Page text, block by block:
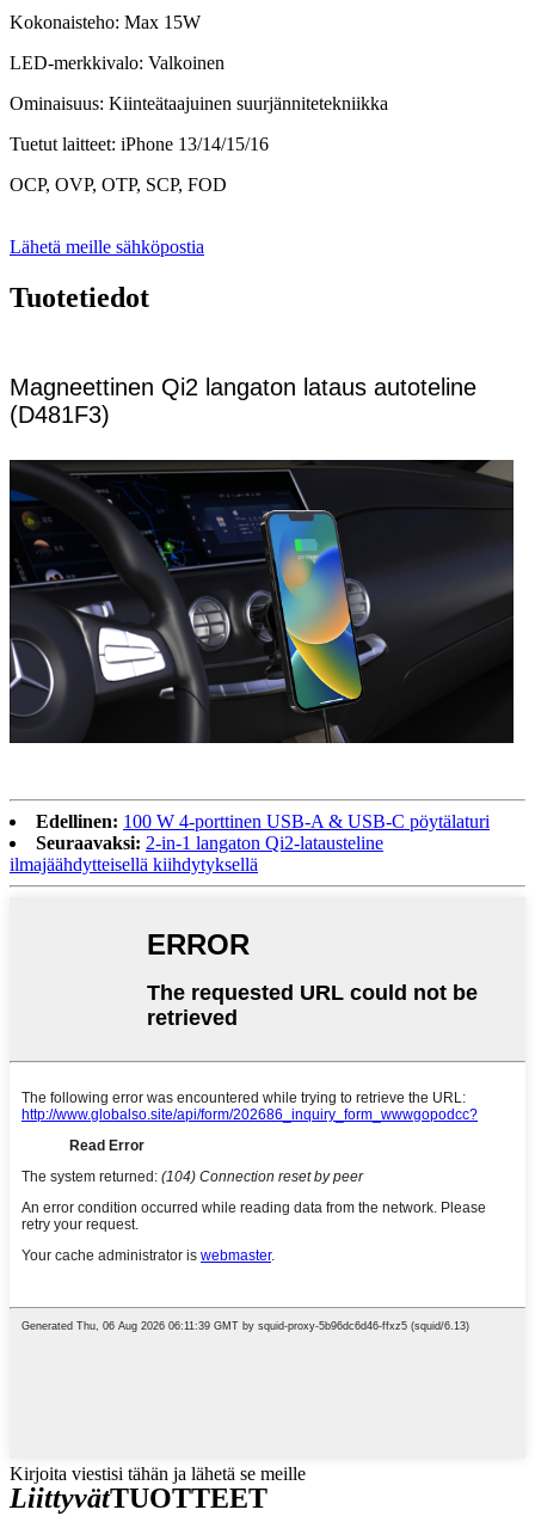
Kokonaisteho: Max 15W
LED-merkkivalo: Valkoinen
Ominaisuus: Kiinteätaajuinen suurjännitetekniikka
Tuetut laitteet: iPhone 13/14/15/16
OCP, OVP, OTP, SCP, FOD
Lähetä meille sähköpostia
Tuotetiedot
Magneettinen Qi2 langaton lataus autoteline
(D481F3)
Edellinen: 100 W 4-porttinen USB-A & USB-C pöytälaturi
Seuraavaksi: 2-in-1 langaton Qi2-latausteline
ilmajäähdytteisellä kiihdytyksellä
Kirjoita viestisi tähän ja lähetä se meille
LiittyvätTUOTTEET